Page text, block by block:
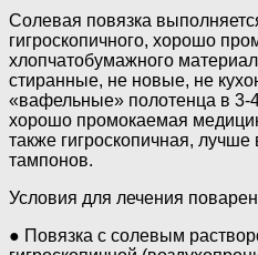
Солевая повязка
гигроскопичного, хорошо
хлопчатобумажного
стиранные, не новые, не
«вафельные» полотенца в 3-
хорошо промокаемая
также гигроскопичная, лучше
тампонов.
Условия для лечения
● Повязка с солевым